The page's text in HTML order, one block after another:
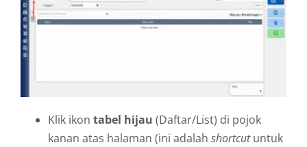
Klik ikon tabel hijau (Daftar/List) di pojok
kanan atas halaman (ini adalah shortcutuntuk